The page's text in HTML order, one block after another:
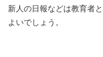
新人の日報などは教育者
よいでしょう。